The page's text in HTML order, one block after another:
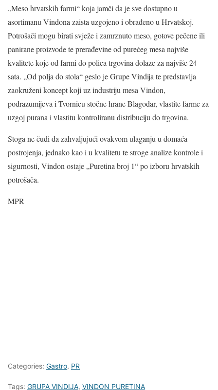
„Meso hrvatskih farmi“ koja jamči da je sve dostupno u
asortimanu Vindona zaista uzgojeno i obrađeno u Hrvatskoj.
Potrošači mogu birati svježe i zamrznuto meso, gotove pečene ili
panirane proizvode te prerađevine od purećeg mesa najviše
kvalitete koje od farmi do polica trgovina dolaze za najviše 24
sata. „Od polja do stola“ geslo je Grupe Vindija te predstavlja
zaokruženi koncept koji uz industriju mesa Vindon,
podrazumijeva i Tvornicu stočne hrane Blagodar, vlastite farme za
uzgoj purana i vlastitu kontroliranu distribuciju do trgovina.
Stoga ne čudi da zahvaljujući ovakvom ulaganju u domaća
postrojenja, jednako kao i u kvalitetu te stroge analize kontrole i
sigurnosti, Vindon ostaje „Puretina broj 1“ po izboru hrvatskih
potrošača.
MPR
Categories: Gastro, PR
Tags: GRUPA VINDIJA, VINDON PURETINA